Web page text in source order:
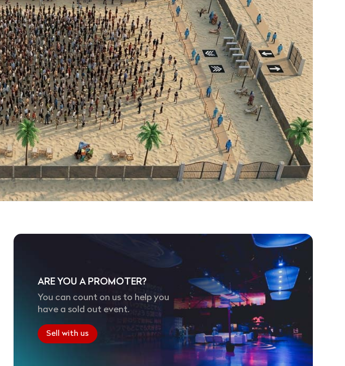
ARE YOU A PROMOTER?
You can count on us to help you
have a sold out event.
Sell with us